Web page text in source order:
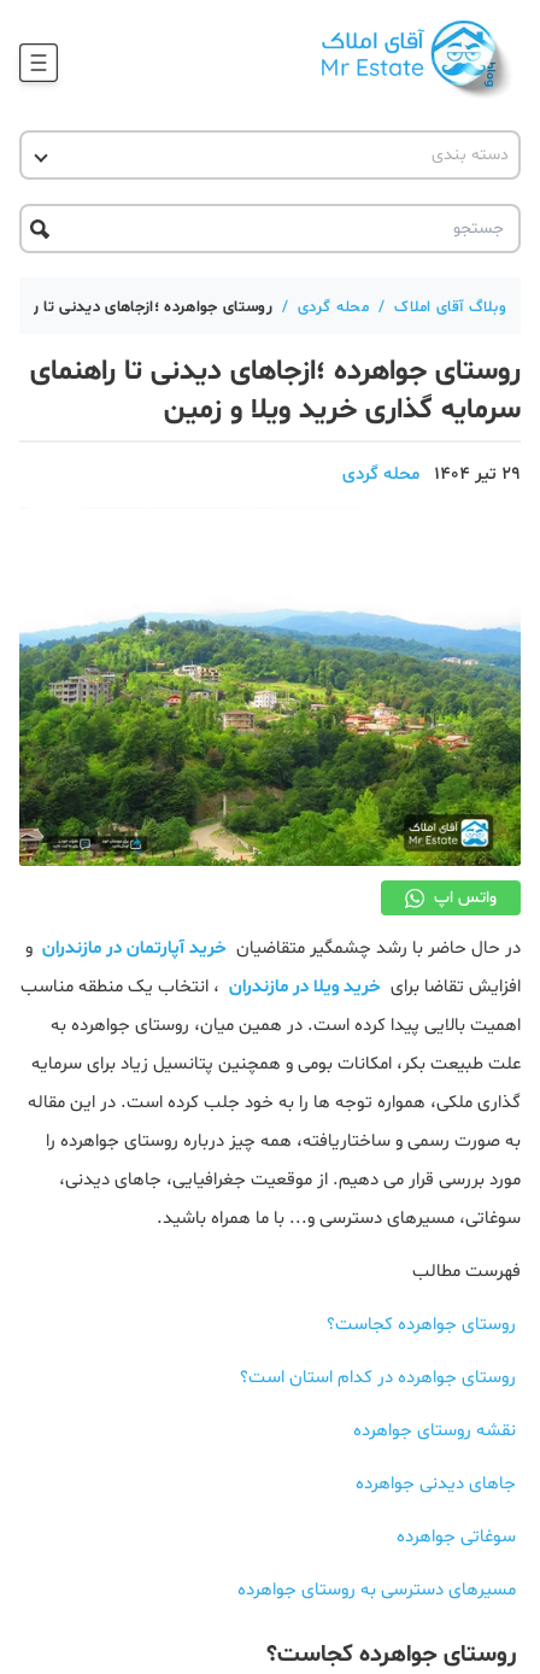
آموزش املاک
حقوقی
آکادمی
دسته بندی
آقای مشاور املاک
آکادمی آقای املاک
آموزش املاک
آموزش پلتفرم آقای املاک
تحلیل مسکن
محله گردی
معماری
ملکی
همایش و نمایشگاه
وبلاگ آقای املاک / محله گردی / روستای جواهرده ؛ازجاهای دیدنی تا
روستای جواهرده ؛ازجاهای دیدنی تا راهنمای
سرمایه گذاری خرید ویلا و زمین
29 تیر 1404 محله گردی
واتس اپ
در حال حاضر با رشد چشمگیر متقاضیان خرید آپارتمان در مازندران و
افزایش تقاضا برای خرید ویلا در مازندران ، انتخاب یک منطقه مناسب
اهمیت بالایی پیدا کرده است. در همین میان، روستای جواهرده به‌
علت طبیعت بکر، امکانات بومی و همچنین پتانسیل زیاد برای سرمایه‌
گذاری ملکی، همواره توجه‌ ها را به خود جلب کرده است. در این مقاله
به‌ صورت رسمی و ساختاریافته، همه‌ چیز درباره روستای جواهرده را
مورد بررسی قرار می دهیم. از موقعیت جغرافیایی، جاهای دیدنی،
سوغاتی، مسیرهای دسترسی و... با ما همراه باشید.
فهرست مطالب
روستای جواهرده کجاست؟
روستای جواهرده در کدام استان است؟
نقشه روستای جواهرده
جاهای دیدنی جواهرده
سوغاتی جواهرده
مسیرهای دسترسی به روستای جواهرده
روستای جواهرده کجاست؟